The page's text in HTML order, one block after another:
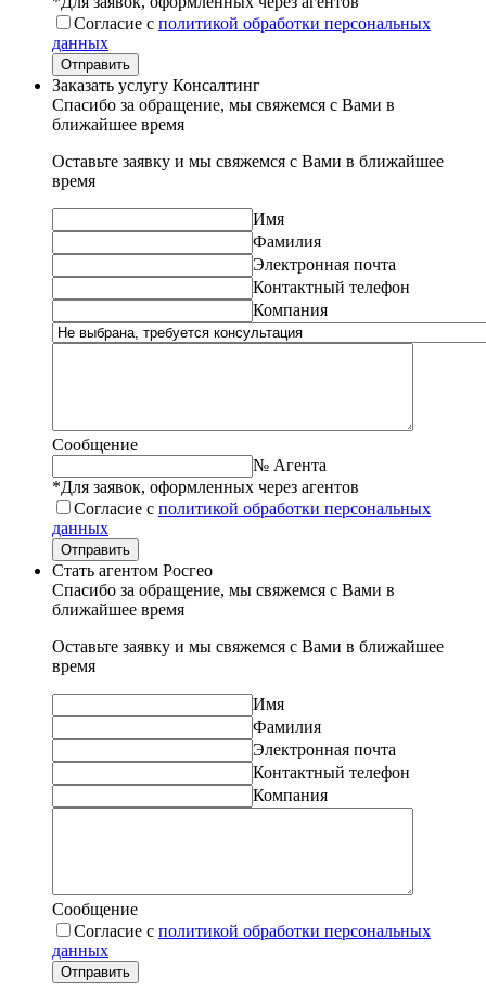
Согласие с политикой обработки персональных
данных
Отправить
Заказать услугу Консалтинг
Спасибо за обращение, мы свяжемся с Вами в
ближайшее время
Оставьте заявку и мы свяжемся с Вами в ближайшее
время
Имя
Фамилия
Электронная почта
Контактный телефон
Компания
Сообщение
№ Агента
*Для заявок, оформленных через агентов
Согласие с политикой обработки персональных
данных
Отправить
Стать агентом Росгео
Спасибо за обращение, мы свяжемся с Вами в
ближайшее время
Оставьте заявку и мы свяжемся с Вами в ближайшее
время
Имя
Фамилия
Электронная почта
Контактный телефон
Компания
Сообщение
Согласие с политикой обработки персональных
данных
Отправить